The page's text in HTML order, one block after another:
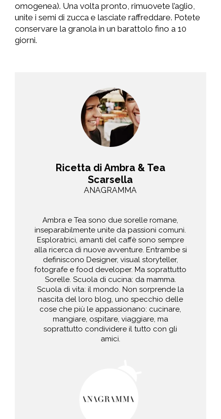
omogenea). Una volta pronto, rimuovete l’aglio,
unite i semi di zucca e lasciate raffreddare. Potete
conservare la granola in un barattolo fino a 10
giorni.
Ricetta di Ambra & Tea
Scarsella
ANAGRAMMA
Ambra e Tea sono due sorelle romane,
inseparabilmente unite da passioni comuni.
Esploratrici, amanti del caffè sono sempre
alla ricerca di nuove avventure. Entrambe si
definiscono Designer, visual storyteller,
fotografe e food developer. Ma soprattutto
Sorelle. Scuola di cucina: da mamma.
Scuola di vita: il mondo. Non sorprende la
nascita del loro blog, uno specchio delle
cose che più le appassionano: cucinare,
mangiare, ospitare, viaggiare, ma
soprattutto condividere il tutto con gli
amici.